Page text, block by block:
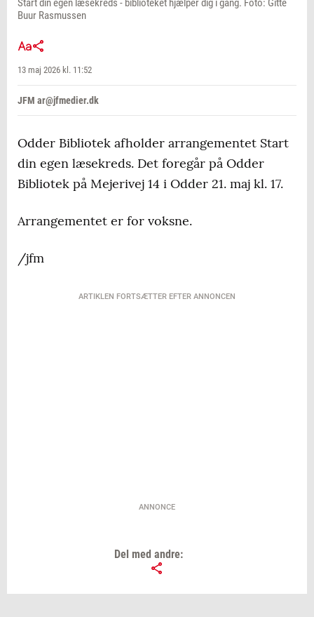
Start din egen læsekreds - biblioteket hjælper dig i gang. Foto: Gitte
Buur Rasmussen
13 maj 2026 kl. 11:52
JFM ar@jfmedier.dk
Odder Bibliotek afholder arrangementet Start
din egen læsekreds. Det foregår på Odder
Bibliotek på Mejerivej 14 i Odder 21. maj kl. 17.
Arrangementet er for voksne.
/jfm
ARTIKLEN FORTSÆTTER EFTER ANNONCEN
ANNONCE
Del med andre: